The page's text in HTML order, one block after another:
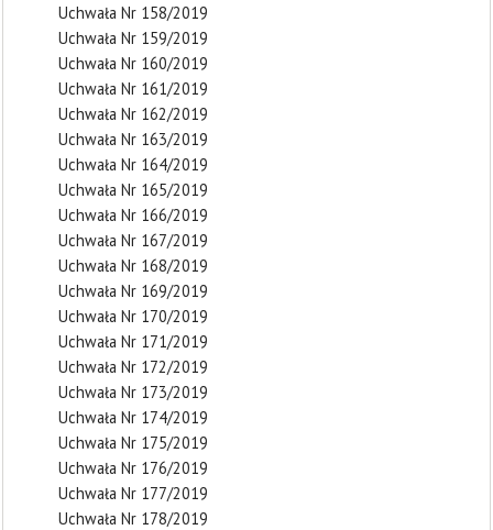
Uchwała Nr 158/2019
Uchwała Nr 159/2019
Uchwała Nr 160/2019
Uchwała Nr 161/2019
Uchwała Nr 162/2019
Uchwała Nr 163/2019
Uchwała Nr 164/2019
Uchwała Nr 165/2019
Uchwała Nr 166/2019
Uchwała Nr 167/2019
Uchwała Nr 168/2019
Uchwała Nr 169/2019
Uchwała Nr 170/2019
Uchwała Nr 171/2019
Uchwała Nr 172/2019
Uchwała Nr 173/2019
Uchwała Nr 174/2019
Uchwała Nr 175/2019
Uchwała Nr 176/2019
Uchwała Nr 177/2019
Uchwała Nr 178/2019